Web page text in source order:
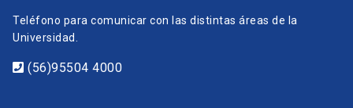
Teléfono para comunicar con las distintas áreas de la
Universidad.
(56)95504 4000